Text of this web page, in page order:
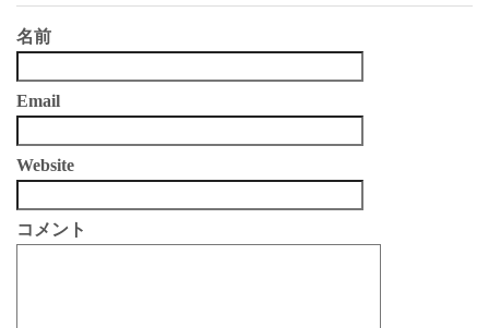
名前
Email
Website
コメント